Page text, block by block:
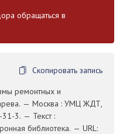
обращаться в
Скопировать запись
ремонтных и
— Москва : УМЦ ЖДТ,
3. — Текст :
библиотека. — URL: